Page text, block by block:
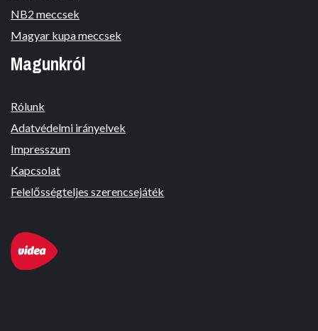
NB2 meccsek
Magyar kupa meccsek
Magunkról
Rólunk
Adatvédelmi irányelvek
Impresszum
Kapcsolat
Felelősségteljes szerencsejáték